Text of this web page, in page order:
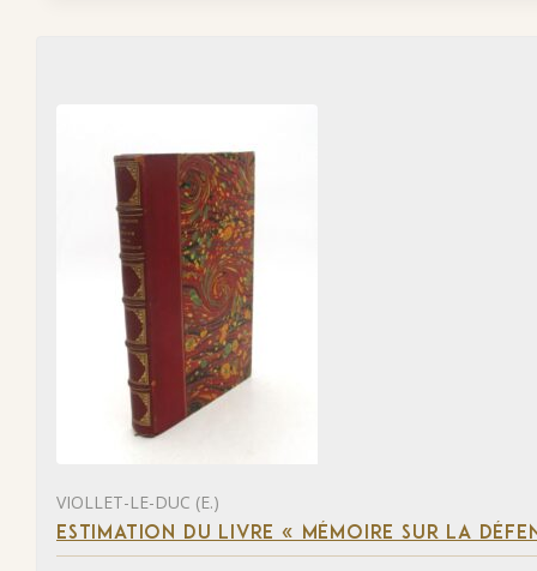
VIOLLET-LE-DUC (E.)
ESTIMATION DU LIVRE « MÉMOIRE SUR LA